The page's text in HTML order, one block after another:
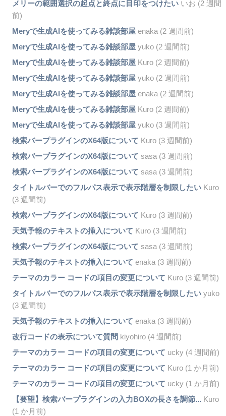
メリーの範囲選択の起点と終点に目印をつけたいいお (2 週間
前)
Meryで生成AIを使ってみる雑談部屋enaka (2 週間前)
Meryで生成AIを使ってみる雑談部屋yuko (2 週間前)
Meryで生成AIを使ってみる雑談部屋Kuro (2 週間前)
Meryで生成AIを使ってみる雑談部屋yuko (2 週間前)
Meryで生成AIを使ってみる雑談部屋enaka (2 週間前)
Meryで生成AIを使ってみる雑談部屋Kuro (2 週間前)
Meryで生成AIを使ってみる雑談部屋yuko (3 週間前)
検索バープラグインのX64版について Kuro (3 週間前)
検索バープラグインのX64版について sasa (3 週間前)
検索バープラグインのX64版について sasa (3 週間前)
タイトルバーでのフルパス表示で表示階層を制限したいKuro
(3 週間前)
検索バープラグインのX64版について Kuro (3 週間前)
天気予報のテキストの挿入について Kuro (3 週間前)
検索バープラグインのX64版について sasa (3 週間前)
天気予報のテキストの挿入について enaka (3 週間前)
テーマのカラー コードの項目の変更について Kuro (3 週間前)
タイトルバーでのフルパス表示で表示階層を制限したいyuko
(3 週間前)
天気予報のテキストの挿入について enaka (3 週間前)
改行コードの表示について質問 kiyohiro (4 週間前)
テーマのカラー コードの項目の変更について ucky (4 週間前)
テーマのカラー コードの項目の変更について Kuro (1 か月前)
テーマのカラー コードの項目の変更について ucky (1 か月前)
【要望】検索バープラグインの入力BOXの長さを調節... Kuro
(1 か月前)